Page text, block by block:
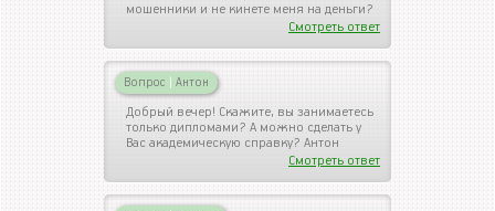
мошенники и не кинете меня на деньги?
Смотреть ответ
Вопрос | Антон
Добрый вечер! Скажите, вы занимаетесь
только дипломами? А можно сделать у
Вас академическую справку? Антон
Смотреть ответ